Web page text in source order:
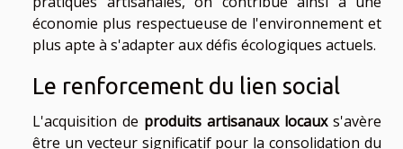
économie plus respectueuse de l'environnement et
plus apte à s'adapter aux défis écologiques actuels.
Le renforcement du lien social
L'acquisition de produits artisanaux locauxs'avère
être un vecteur significatif pour la consolidation du